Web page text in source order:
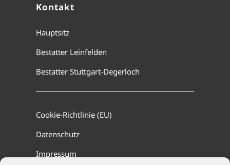
Kontakt
Hauptsitz
Bestatter Leinfelden
Bestatter Stuttgart-Degerloch
Cookie-Richtlinie (EU)
Datenschutz
Impressum